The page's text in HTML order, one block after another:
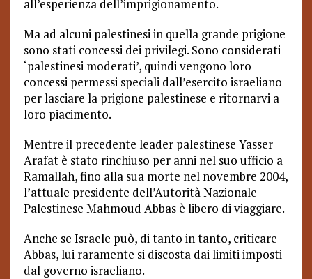
all’esperienza dell’imprigionamento.
Ma ad alcuni palestinesi in quella grande prigione
sono stati concessi dei privilegi. Sono considerati
‘palestinesi moderati’, quindi vengono loro
concessi permessi speciali dall’esercito israeliano
per lasciare la prigione palestinese e ritornarvi a
loro piacimento.
Mentre il precedente leader palestinese Yasser
Arafat è stato rinchiuso per anni nel suo ufficio a
Ramallah, fino alla sua morte nel novembre 2004,
l’attuale presidente dell’Autorità Nazionale
Palestinese Mahmoud Abbas è libero di viaggiare.
Anche se Israele può, di tanto in tanto, criticare
Abbas, lui raramente si discosta dai limiti imposti
dal governo israeliano.